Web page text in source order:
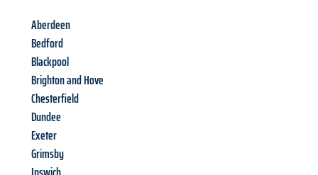
Aberdeen
Bedford
Blackpool
Brighton and Hove
Chesterfield
Dundee
Exeter
Grimsby